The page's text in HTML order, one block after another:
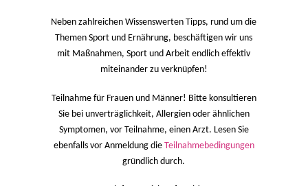
Neben zahlreichen Wissenswerten Tipps, rund um die
Themen Sport und Ernährung, beschäftigen wir uns
mit Maßnahmen, Sport und Arbeit endlich effektiv
miteinander zu verknüpfen!
Teilnahme für Frauen und Männer! Bitte konsultieren
Sie bei unverträglichkeit, Allergien oder ähnlichen
Symptomen, vor Teilnahme, einen Arzt. Lesen Sie
ebenfalls vor Anmeldung die Teilnahmebedingungen
gründlich durch.